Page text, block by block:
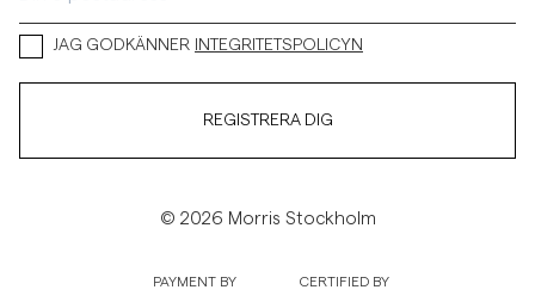
JAG GODKÄNNER INTEGRITETSPOLICYN
REGISTRERA DIG
© 2026 Morris Stockholm
PAYMENT BY CERTIFIED BY